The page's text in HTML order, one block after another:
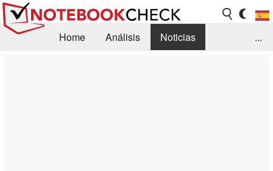
Home Análisis
Noticias
...